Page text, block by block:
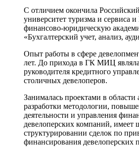
С отличием окончила
университет туризма и сервиса
финансово-юридическую
«Бухгалтерский учет, анализ,
Опыт работы в сфере
лет. До прихода в ГК МИЦ
руководителя кредитного
столичных девелоперов.
Занималась проектами в области
разработки методологии,
деятельности и управления
девелоперских компаний, имеет
структурировании сделок по
финансирования девелоперских